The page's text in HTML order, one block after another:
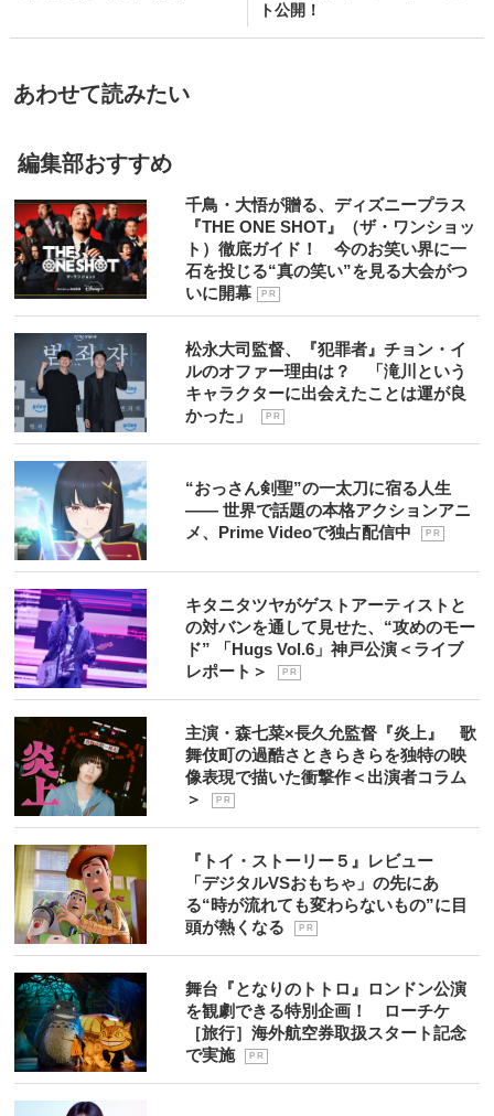
ト公開！
あわせて読みたい
編集部おすすめ
千鳥・大悟が贈る、ディズニープラス
『THE ONE SHOT』（ザ・ワンショッ
ト）徹底ガイド！ 今のお笑い界に一
石を投じる“真の笑い”を見る大会がつ
いに開幕
P R
松永大司監督、『犯罪者』チョン・イ
ルのオファー理由は？ 「滝川という
キャラクターに出会えたことは運が良
かった」
P R
“おっさん剣聖”の一太刀に宿る人生
―― 世界で話題の本格アクションアニ
メ、Prime Videoで独占配信中
P R
キタニタツヤがゲストアーティストと
の対バンを通して見せた、“攻めのモー
ド” 「Hugs Vol.6」神戸公演＜ライブ
レポート＞
P R
主演・森七菜×長久允監督『炎上』 歌
舞伎町の過酷さときらきらを独特の映
像表現で描いた衝撃作＜出演者コラム
＞
P R
『トイ・ストーリー５』レビュー
「デジタルVSおもちゃ」の先にあ
る“時が流れても変わらないもの”に目
頭が熱くなる
P R
舞台『となりのトトロ』ロンドン公演
を観劇できる特別企画！ ローチケ
［旅行］海外航空券取扱スタート記念
で実施
P R